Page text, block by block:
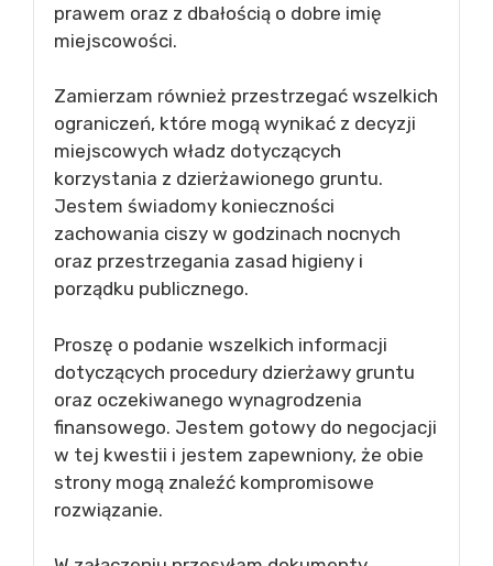
prawem oraz z dbałością o dobre imię
miejscowości.
Zamierzam również przestrzegać wszelkich
ograniczeń, które mogą wynikać z decyzji
miejscowych władz dotyczących
korzystania z dzierżawionego gruntu.
Jestem świadomy konieczności
zachowania ciszy w godzinach nocnych
oraz przestrzegania zasad higieny i
porządku publicznego.
Proszę o podanie wszelkich informacji
dotyczących procedury dzierżawy gruntu
oraz oczekiwanego wynagrodzenia
finansowego. Jestem gotowy do negocjacji
w tej kwestii i jestem zapewniony, że obie
strony mogą znaleźć kompromisowe
rozwiązanie.